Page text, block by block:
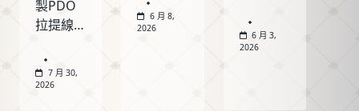
製PDO
拉提線
媄妍拉
提線」
7 月 30,
2026
音波音
波拉
6 月 8,
2026
醫美整
理第四
6 月 3,
2026